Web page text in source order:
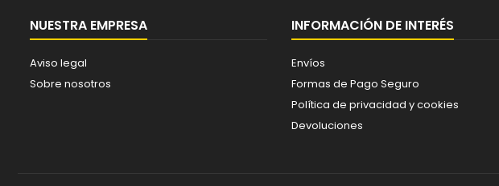
NUESTRA EMPRESA
Aviso legal
Sobre nosotros
INFORMACIÓN DE INTERÉS
Envíos
Formas de Pago Seguro
Política de privacidad y cookies
Devoluciones